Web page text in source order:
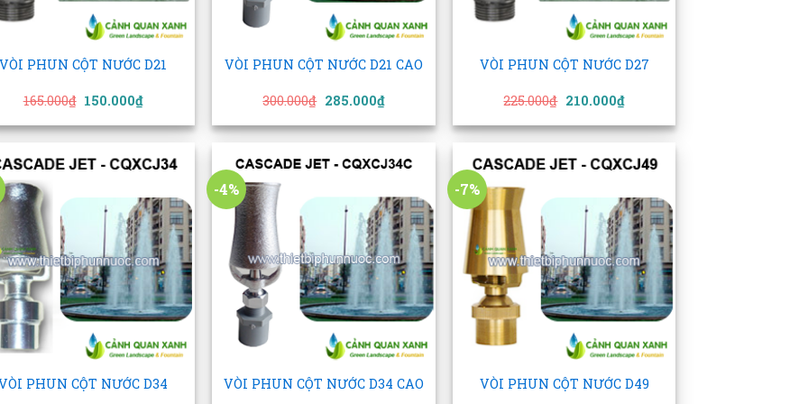
VÒI PHUN CỘT NƯỚC D21
165.000₫ Giá
là:
165.000₫.
150.000₫Giá
hiện
tại
là:
150.000₫.
VÒI PHUN CỘT NƯỚC D21 CAO
300.000₫ Giá
là:
300.000₫.
285.000₫Giá
hiện
tại
là:
285.000₫.
VÒI PHUN CỘT NƯỚC D27
225.000₫ Giá
là:
225.000₫.
210.000₫Giá
hiện
tại
là:
210.000₫.
Add to
wishlist
PHUN CỘT NƯỚC D34
-4%
Add to
wishlist
VÒI PHUN CỘT NƯỚC D34 CAO
-7%
Add to
wishlist
+
VÒI PHUN CỘT NƯỚC D49